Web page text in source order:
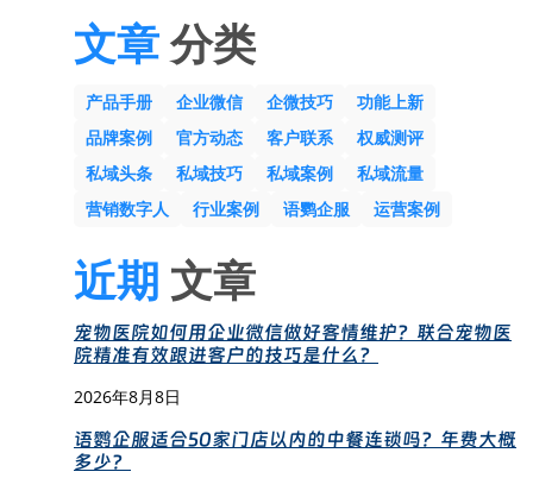
文章分类
产品手册 企业微信 企微技巧
功能上新
品牌案例
官方动态 客户联系
权威测评
私域头条
私域技巧 私域案例
私域流量
营销数字人
行业案例 语鹦企服 运营案例
近期 文章
宠物医院如何用企业微信做好客情维护？联合宠物医
院精准有效跟进客户的技巧是什么？
2026年8月8日
语鹦企服适合50家门店以内的中餐连锁吗？年费大概
多少？